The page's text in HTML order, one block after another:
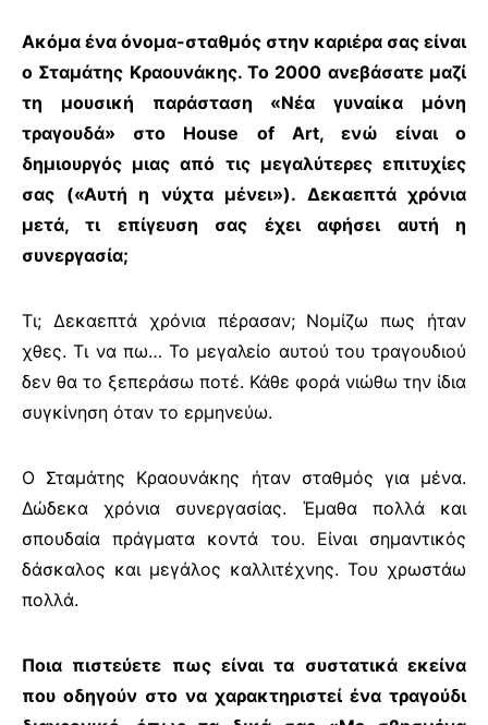
Ακόμα ένα όνομα-σταθμός στην καριέρα σας είναι
ο Σταμάτης Κραουνάκης. Το 2000 ανεβάσατε μαζί
τη μουσική παράσταση «Νέα γυναίκα μόνη
τραγουδά» στο House of Art, ενώ είναι ο
δημιουργός μιας από τις μεγαλύτερες επιτυχίες
σας («Αυτή η νύχτα μένει»). Δεκαεπτά χρόνια
μετά, τι επίγευση σας έχει αφήσει αυτή η
συνεργασία;
Τι; Δεκαεπτά χρόνια πέρασαν; Νομίζω πως ήταν
χθες. Τι να πω… Το μεγαλείο αυτού του τραγουδιού
δεν θα το ξεπεράσω ποτέ. Κάθε φορά νιώθω την ίδια
συγκίνηση όταν το ερμηνεύω.
Ο Σταμάτης Κραουνάκης ήταν σταθμός για μένα.
Δώδεκα χρόνια συνεργασίας. Έμαθα πολλά και
σπουδαία πράγματα κοντά του. Είναι σημαντικός
δάσκαλος και μεγάλος καλλιτέχνης. Του χρωστάω
πολλά.
Ποια πιστεύετε πως είναι τα συστατικά εκείνα
που οδηγούν στο να χαρακτηριστεί ένα τραγούδι